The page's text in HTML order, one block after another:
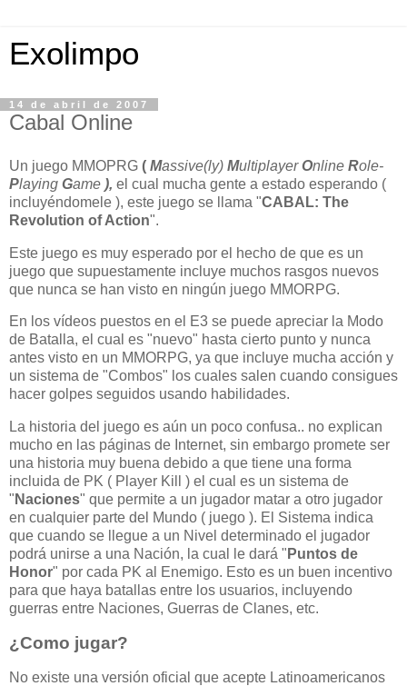
Exolimpo
14 de abril de 2007
Cabal Online
Un juego MMOPRG ( Massive(ly) MultiplayerOnline Role-
Playing Game ), el cual mucha gente a estado esperando (
incluyéndomele ), este juego se llama "CABAL: The
Revolution of Action".
Este juego es muy esperado por el hecho de que es un
juego que supuestamente incluye muchos rasgos nuevos
que nunca se han visto en ningún juego MMORPG.
En los vídeos puestos en el E3 se puede apreciar la Modo
de Batalla, el cual es "nuevo" hasta cierto punto y nunca
antes visto en un MMORPG, ya que incluye mucha acción y
un sistema de "Combos" los cuales salen cuando consigues
hacer golpes seguidos usando habilidades.
La historia del juego es aún un poco confusa.. no explican
mucho en las páginas de Internet, sin embargo promete ser
una historia muy buena debido a que tiene una forma
incluida de PK ( Player Kill ) el cual es un sistema de
" Naciones" que permite a un jugador matar a otro jugador
en cualquier parte del Mundo ( juego ). El Sistema indica
que cuando se llegue a un Nivel determinado el jugador
podrá unirse a una Nación, la cual le dará " Puntos de
Honor" por cada PK al Enemigo. Esto es un buen incentivo
para que haya batallas entre los usuarios, incluyendo
guerras entre Naciones, Guerras de Clanes, etc.
¿Como jugar?
No existe una versión oficial que acepte Latinoamericanos